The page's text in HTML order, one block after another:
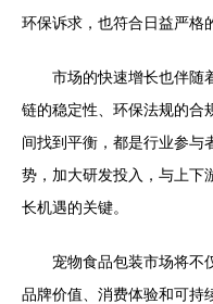
环保诉求，也符合日益严格
市场的快速增长也伴随
链的稳定性、环保法规的合
间找到平衡，都是行业参与
势，加大研发投入，与上下
长机遇的关键。
宠物食品包装市场将不
品牌价值、消费体验和可持